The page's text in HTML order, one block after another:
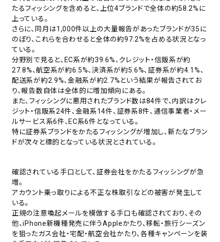
たるフィッシングを含めると、上位4ブランドで全体の約58.2%に
上っている。
さらに、同月は1,000件以上の大量報告があったブランドが35に
のぼり、これらを合わせると全体の約97.2%を占める状況となっ
ている。
分野別で見ると、EC系が約39.6%、クレジット・信販系が約
27.8%、航空系が約6.5%、決済系が約5.6%、証券系が約4.1%、
配送系が約2.9%、金融系が約2.7%という結果が報告されてお
り、報告数自体は全体的に増加傾向にある。
また、フィッシングに悪用されたブランド数は84件で、内訳はクレ
ジット・信販系24件、金融系14件、証券系8件、通信事業者・メー
ルサービス系6件、EC系6件となっている。
特に証券系ブランドをかたるフィッシングが増加し、新たなブラン
ドが次々と標的となっている状況とされている。
確認されている手口として、証券会社をかたるフィッシングが急
増。
アカウント乗っ取りによる不正な株取引などの被害が発生して
いる。
正規の注意喚起メールを模倣する手口も確認されており、その
他、iPhone新機種発売に伴うAppleかたり、移転・旅行シーズン
を狙ったガス会社・宅配・航空会社かたり、各種キャンペーンを装